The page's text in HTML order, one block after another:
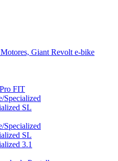
Giant Revolt e-bike
FIT
Specialized
SL
Specialized
SL
3.1